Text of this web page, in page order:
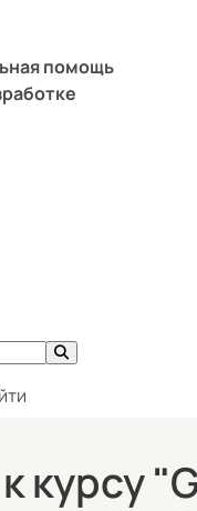
помощь
курсу